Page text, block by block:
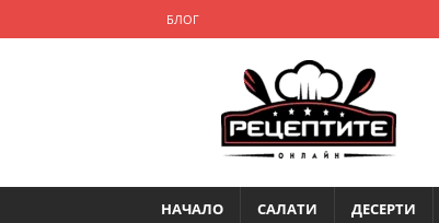
БЛОГ
НАЧАЛО САЛАТИ ДЕСЕРТИ